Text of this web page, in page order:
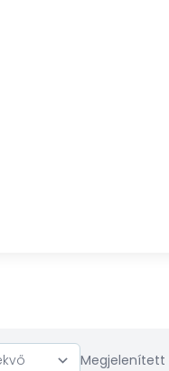
Megjelenített